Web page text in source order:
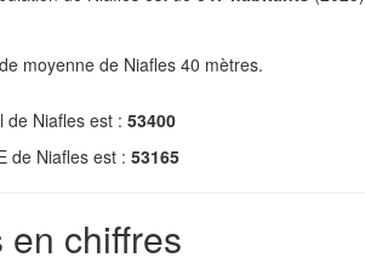
moyenne de Niafles 40 mètres.
de Niafles est : 53400
de Niafles est : 53165
en chiffres